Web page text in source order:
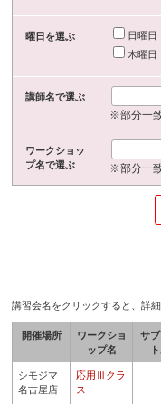
曜日を選ぶ 日曜日
木曜日
講師名で選ぶ
※部分一
ワークショッ
プ名で選ぶ
※部分一
講習会名をクリックすると、詳
開催場所
ワークショ
ップ名
サ
シモジマ
名古屋店
応用Ⅲクラ
ス